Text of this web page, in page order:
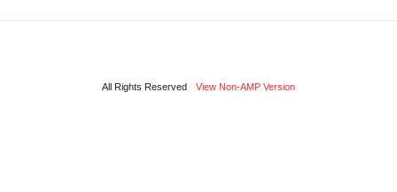
All Rights Reserved View Non-AMP Version